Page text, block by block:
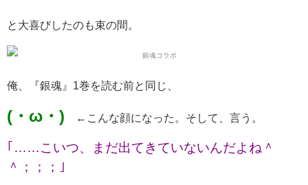
と大喜びしたのも束の間。
俺、『銀魂』1巻を読む前と同じ、
(・ω・) ←こんな顔になった。そして、言う。
｢……こいつ、まだ出てきていないんだよね＾
＾；；；｣